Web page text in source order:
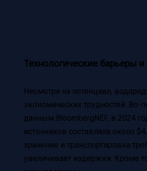
Технологические барьеры
Несмотря на потенциал,
экономических трудностей. Во-
данным BloombergNEF, в 2024
источников составляла около
хранение и транспортировка
увеличивает издержки. Кроме